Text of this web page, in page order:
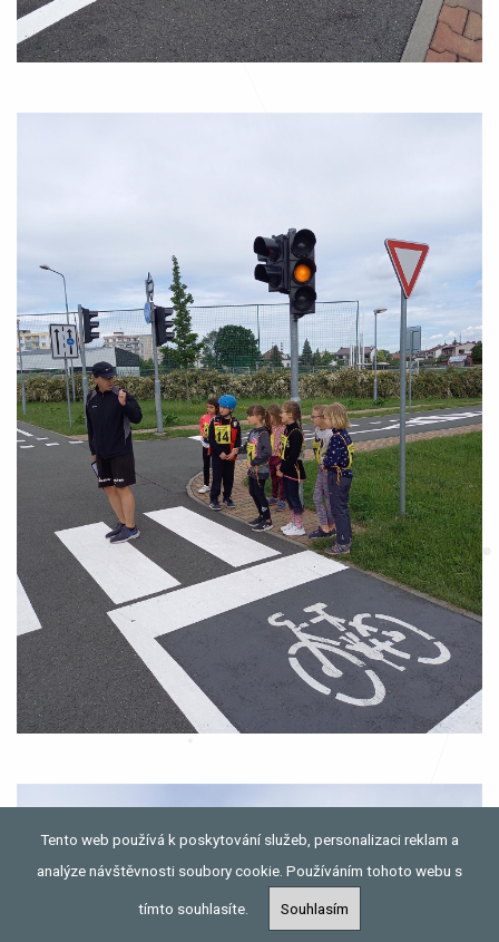
Tento web používá k poskytování služeb, personalizaci reklam a
analýze návštěvnosti soubory cookie. Používáním tohoto webu s
tímto souhlasíte. Souhlasím